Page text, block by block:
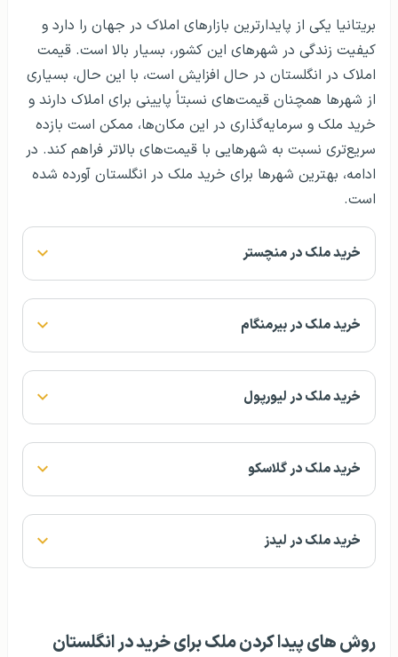
بریتانیا یکی از پایدارترین بازارهای املاک در جهان را دارد و
کیفیت زندگی در شهرهای این کشور، بسیار بالا است. قیمت
املاک در انگلستان در حال افزایش است، با این حال، بسیاری
از شهرها همچنان قیمت‌های نسبتاً پایینی برای املاک دارند و
خرید ملک و سرمایه‌گذاری در این مکان‌ها، ممکن است بازده
سریع‌تری نسبت به شهرهایی با قیمت‌های بالاتر فراهم کند. در
ادامه، بهترین شهرها برای خرید ملک در انگلستان آورده شده
است.
خرید ملک در منچستر
خرید ملک در بیرمنگام
خرید ملک در لیورپول
خرید ملک در گلاسکو
خرید ملک در لیدز
روش های پیدا کردن ملک برای خرید در انگلستان